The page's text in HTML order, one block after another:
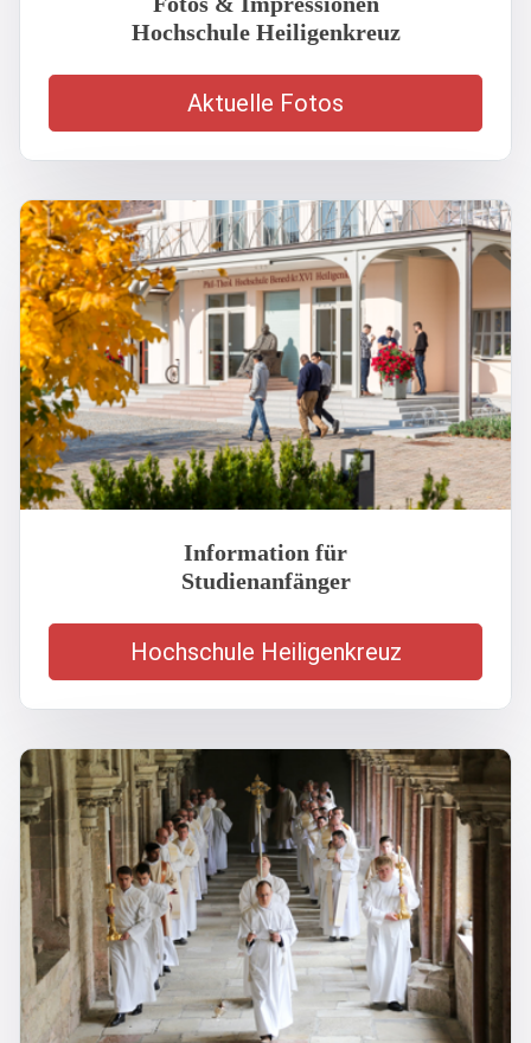
Hochschule Heiligenkreuz
Aktuelle Fotos
Information für
Studienanfänger
Hochschule Heiligenkreuz